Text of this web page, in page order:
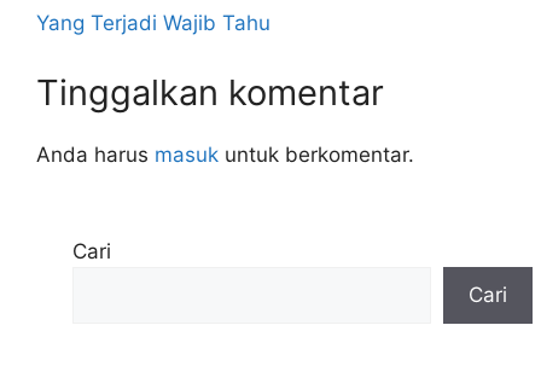
Yang Terjadi Wajib Tahu
Tinggalkan komentar
Anda harus masuk untuk berkomentar.
Cari
Cari